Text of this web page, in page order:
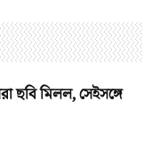
ছবি মিলল, সেইসঙ্গে